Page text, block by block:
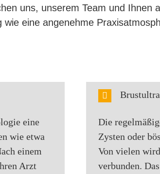
uns, unserem Team und Ihnen
wie eine angenehme
eine
wie etwa
einem
Arzt
Die
Zysten oder
Von vielen
verbunden.